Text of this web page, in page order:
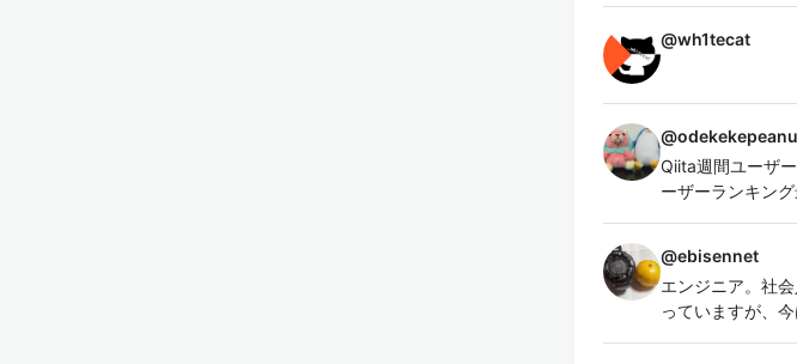
@wh1tecat
@
Qiita週間ユーザ
ーザーランキン
@ebisennet
エンジニア。社
っていますが、今